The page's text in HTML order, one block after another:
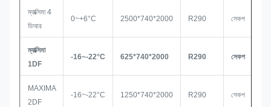
ম্যাক্সিমা 4
ডিআর
0~+6°C 2500*740*2000 R290 সেকপ
ম্যাক্সিমা
1DF
-16~-22°C 625*740*2000 R290 সেকপ
MAXIMA
2DF
-16~-22°C 1250*740*2000 R290 সেকপ